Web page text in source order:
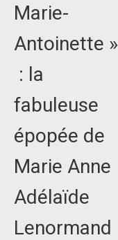
Marie-
Antoinette »
: la
fabuleuse
épopée de
Marie Anne
Adélaïde
Lenormand